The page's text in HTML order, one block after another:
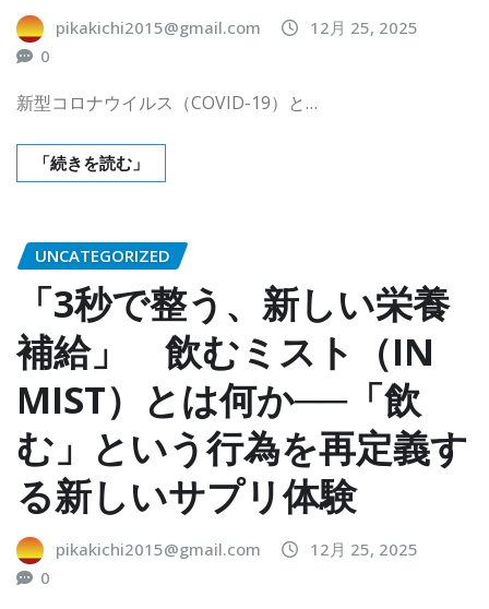
pikakichi2015@gmail.com
12月 25, 2025
0
新型コロナウイルス（COVID-19）と…
「続きを読む」
UNCATEGORIZED
「3秒で整う、新しい栄養
補給」 飲むミスト（IN
MIST）とは何か──「飲
む」という行為を再定義す
る新しいサプリ体験
pikakichi2015@gmail.com
12月 25, 2025
0